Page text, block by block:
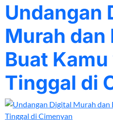
Undangan
Murah dan
Buat
Tinggal di